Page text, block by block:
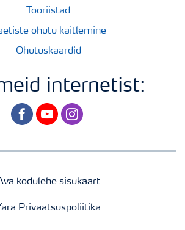
Tööriistad
ohutu käitlemine
Ohutuskaardid
internetist:
facebookyoutubeinstagram
kodulehe sisukaart
Privaatsuspoliitika